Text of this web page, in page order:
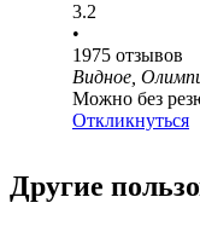
3.2
•
1975 отзывов
Видное,
Можно без
Откликнуться
Другие